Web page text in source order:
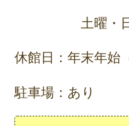
土曜・日曜・
休館日：年末年始
駐車場：あり